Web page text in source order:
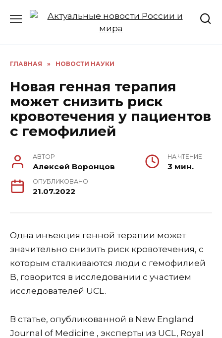
ГЛАВНАЯ » НОВОСТИ НАУКИ
Новая генная терапия
может снизить риск
кровотечения у пациентов
с гемофилией
АВТОР
Алексей Воронцов
НА ЧТЕНИЕ
3 мин.
ОПУБЛИКОВАНО
21.07.2022
Одна инъекция генной терапии может
значительно снизить риск кровотечения, с
которым сталкиваются люди с гемофилией
B, говорится в исследовании с участием
исследователей UCL.
В статье, опубликованной в New England
Journal of Medicine , эксперты из UCL, Royal